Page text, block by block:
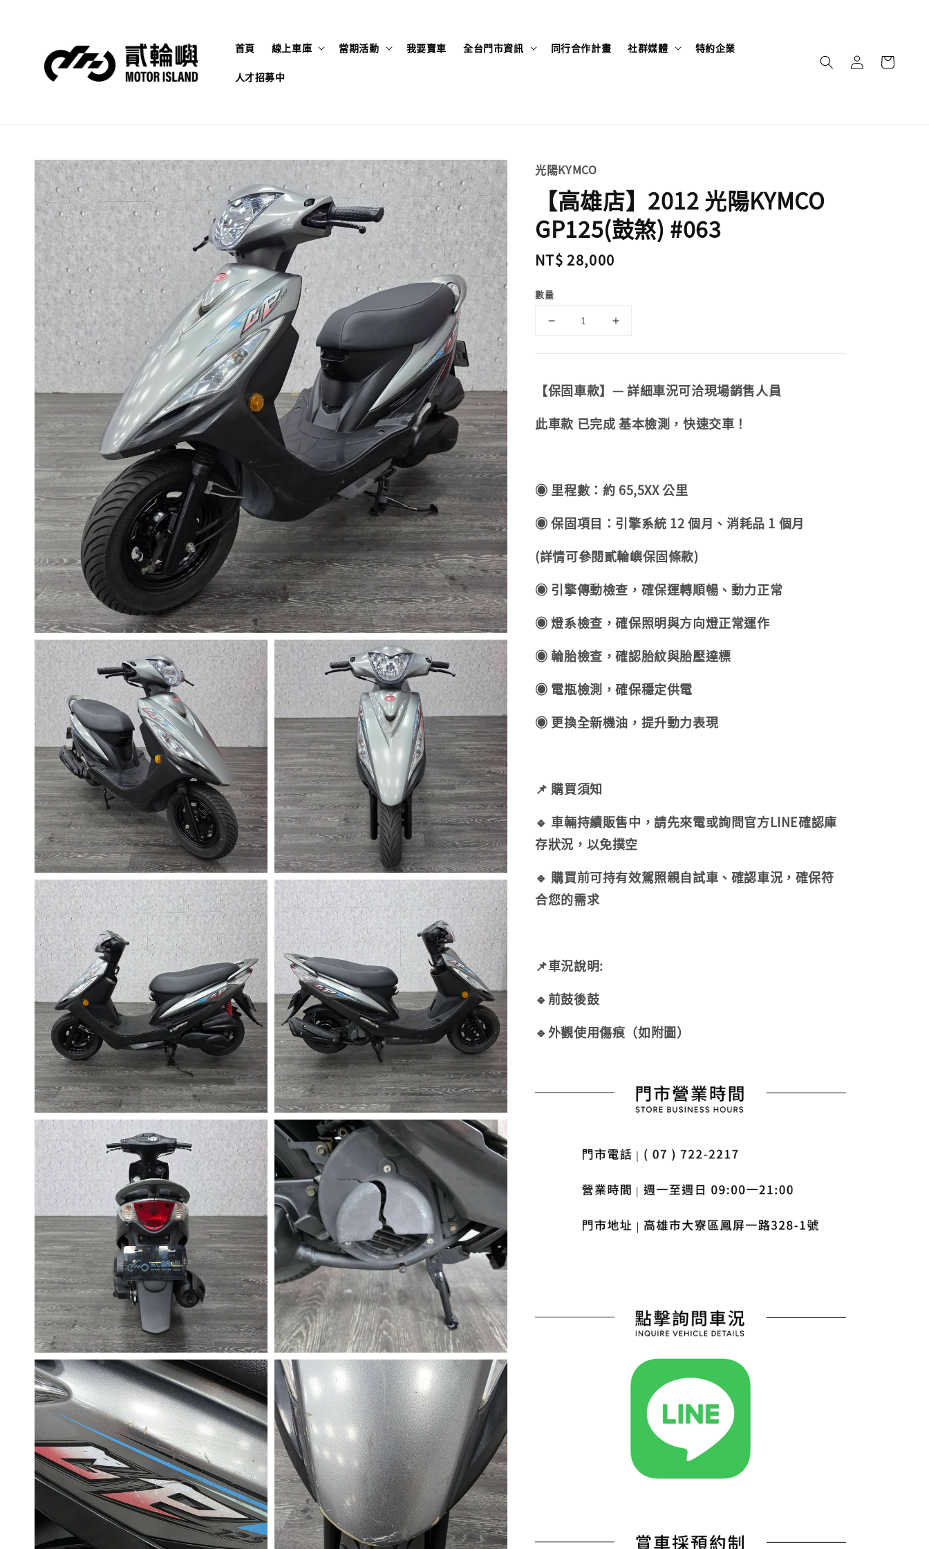
首頁 線上車庫 當期活動 我要賣車 全台門市資訊 同行合作計畫 社群媒體 特約企業
人才招募中
光陽KYMCO
【高雄店】2012 光陽KYMCO
GP125(鼓煞) #063
Regular
NT$ 28,000
數量
【保固車款】— 詳細車況可洽現場銷售人員
此車款 已完成 基本檢測，快速交車！
◉ 里程數：約 65,5XX 公里
◉ 保固項目：引擎系統 12 個月、消耗品 1 個月
(詳情可參閱貳輪嶼保固條款)
◉ 引擎傳動檢查，確保運轉順暢、動力正常
◉ 燈系檢查，確保照明與方向燈正常運作
◉ 輪胎檢查，確認胎紋與胎壓達標
◉ 電瓶檢測，確保穩定供電
◉ 更換全新機油，提升動力表現
📌 購買須知
🔹 車輛持續販售中，請先來電或詢問官方LINE確認庫
存狀況，以免撲空
🔹 購買前可持有效駕照親自試車、確認車況，確保符
合您的需求
📌車況說明:
🔹前鼓後鼓
🔹外觀使用傷痕（如附圖）